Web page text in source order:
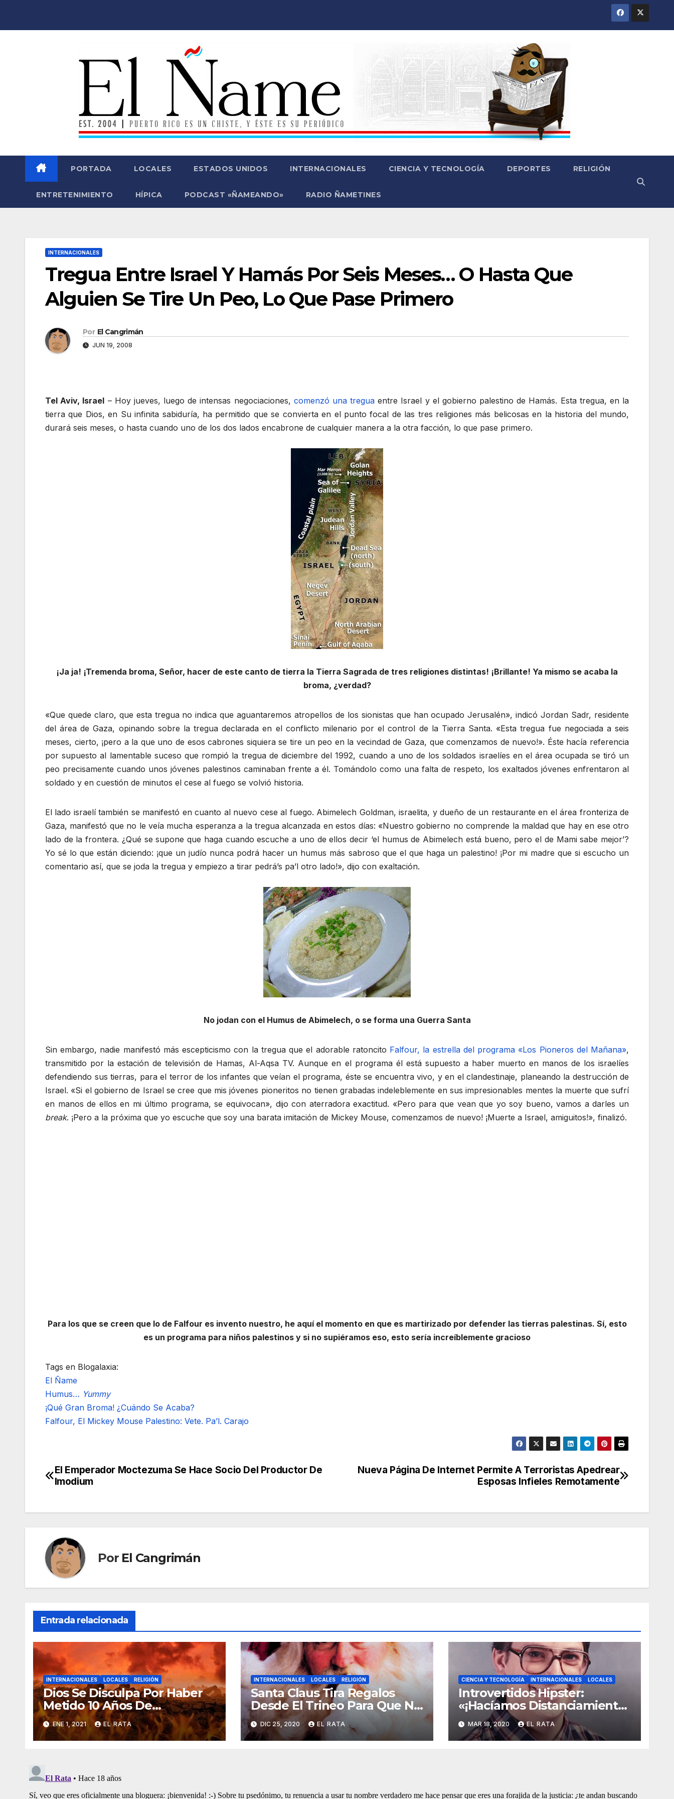
PORTADA LOCALES ESTADOS UNIDOS INTERNACIONALES CIENCIA Y TECNOLOGÍA DEPORTES RELIGIÓN
ENTRETENIMIENTO HÍPICA PODCAST «ÑAMEANDO» RADIO ÑAMETINES
INTERNACIONALES
Tregua Entre Israel Y Hamás Por Seis Meses… O Hasta Que
Alguien Se Tire Un Peo, Lo Que Pase Primero
Por El Cangrimán
JUN 19, 2008
Tel Aviv, Israel – Hoy jueves, luego de intensas negociaciones, comenzó una tregua entre Israel y el gobierno palestino de Hamás. Esta tregua, en la
tierra que Dios, en Su infinita sabiduría, ha permitido que se convierta en el punto focal de las tres religiones más belicosas en la historia del mundo,
durará seis meses, o hasta cuando uno de los dos lados encabrone de cualquier manera a la otra facción, lo que pase primero.
¡Ja ja! ¡Tremenda broma, Señor, hacer de este canto de tierra la Tierra Sagrada de tres religiones distintas! ¡Brillante! Ya mismo se acaba la
broma, ¿verdad?
«Que quede claro, que esta tregua no indica que aguantaremos atropellos de los sionistas que han ocupado Jerusalén», indicó Jordan Sadr, residente
del área de Gaza, opinando sobre la tregua declarada en el conflicto milenario por el control de la Tierra Santa. «Esta tregua fue negociada a seis
meses, cierto, ¡pero a la que uno de esos cabrones siquiera se tire un peo en la vecindad de Gaza, que comenzamos de nuevo!». Éste hacía referencia
por supuesto al lamentable suceso que rompió la tregua de diciembre del 1992, cuando a uno de los soldados israelíes en el área ocupada se tiró un
peo precisamente cuando unos jóvenes palestinos caminaban frente a él. Tomándolo como una falta de respeto, los exaltados jóvenes enfrentaron al
soldado y en cuestión de minutos el cese al fuego se volvió historia.
El lado israelí también se manifestó en cuanto al nuevo cese al fuego. Abimelech Goldman, israelita, y dueño de un restaurante en el área fronteriza de
Gaza, manifestó que no le veía mucha esperanza a la tregua alcanzada en estos días: «Nuestro gobierno no comprende la maldad que hay en ese otro
lado de la frontera. ¿Qué se supone que haga cuando escuche a uno de ellos decir ‘el humus de Abimelech está bueno, pero el de Mami sabe mejor’?
Yo sé lo que están diciendo: ¡que un judío nunca podrá hacer un humus más sabroso que el que haga un palestino! ¡Por mi madre que si escucho un
comentario así, que se joda la tregua y empiezo a tirar pedrá’s pa’l otro lado!», dijo con exaltación.
No jodan con el Humus de Abimelech, o se forma una Guerra Santa
Sin embargo, nadie manifestó más escepticismo con la tregua que el adorable ratoncito Falfour, la estrella del programa «Los Pioneros del Mañana»,
transmitido por la estación de televisión de Hamas, Al-Aqsa TV. Aunque en el programa él está supuesto a haber muerto en manos de los israelíes
defendiendo sus tierras, para el terror de los infantes que veían el programa, éste se encuentra vivo, y en el clandestinaje, planeando la destrucción de
Israel. «Si el gobierno de Israel se cree que mis jóvenes pioneritos no tienen grabadas indeleblemente en sus impresionables mentes la muerte que sufrí
en manos de ellos en mi último programa, se equivocan», dijo con aterradora exactitud. «Pero para que vean que yo soy bueno, vamos a darles un
break. ¡Pero a la próxima que yo escuche que soy una barata imitación de Mickey Mouse, comenzamos de nuevo! ¡Muerte a Israel, amiguitos!», finalizó.
Para los que se creen que lo de Falfour es invento nuestro, he aquí el momento en que es martirizado por defender las tierras palestinas. Sí, esto
es un programa para niños palestinos y si no supiéramos eso, esto sería increíblemente gracioso
Tags en Blogalaxia:
El Ñame
Humus… Yummy
¡Qué Gran Broma! ¿Cuándo Se Acaba?
Falfour, El Mickey Mouse Palestino: Vete. Pa’l. Carajo
Navegación
entradas
Nueva Página De Internet Permite A Terroristas Apedrear
Esposas Infieles Remotamente
El Emperador Moctezuma Se Hace Socio Del Productor De
Imodium
Por El Cangrimán
Entrada relacionada
INTERNACIONALES LOCALES RELIGIÓN
Dios Se Disculpa Por Haber
Metido 10 Años De
Vicisitudes En El 2020
ENE 1, 2021 EL RATA
INTERNACIONALES LOCALES RELIGIÓN
Santa Claus Tira Regalos
Desde El Trineo Para Que No
Se Le Pegue El COVID-19
DIC 25, 2020 EL RATA
CIENCIA Y TECNOLOGÍA INTERNACIONALES LOCALES
Introvertidos Hipster:
«¡Hacíamos Distanciamiento
Social Antes De Que El
Coronavirus Lo Hiciera Cool!»
MAR 18, 2020 EL RATA